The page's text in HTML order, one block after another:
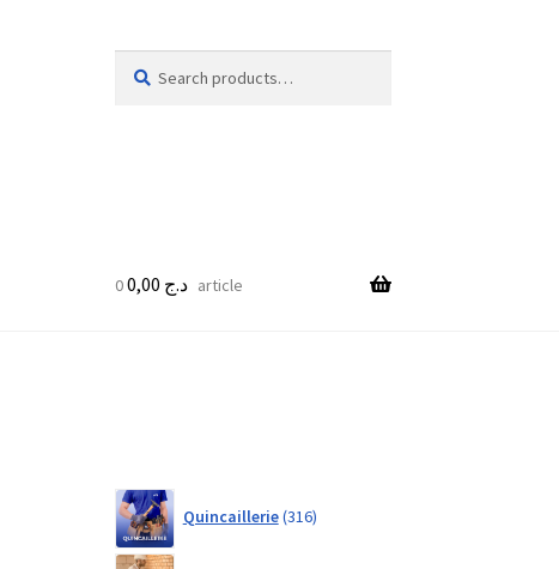
for:
د.ج 0 article
Quincaillerie 316products